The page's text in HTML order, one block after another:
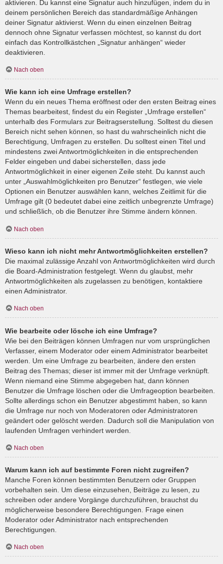
aktivieren. Du kannst eine Signatur auch hinzufügen, indem du in
deinem persönlichen Bereich das standardmäßige Anhängen
deiner Signatur aktivierst. Wenn du einen einzelnen Beitrag
dennoch ohne Signatur verfassen möchtest, so kannst du dort
einfach das Kontrollkästchen „Signatur anhängen“ wieder
deaktivieren.
Nach oben
Wie kann ich eine Umfrage erstellen?
Wenn du ein neues Thema eröffnest oder den ersten Beitrag eines
Themas bearbeitest, findest du ein Register „Umfrage erstellen“
unterhalb des Formulars zur Beitragserstellung. Solltest du diesen
Bereich nicht sehen können, so hast du wahrscheinlich nicht die
Berechtigung, Umfragen zu erstellen. Du solltest einen Titel und
mindestens zwei Antwortmöglichkeiten in die entsprechenden
Felder eingeben und dabei sicherstellen, dass jede
Antwortmöglichkeit in einer eigenen Zeile steht. Du kannst auch
unter „Auswahlmöglichkeiten pro Benutzer“ festlegen, wie viele
Optionen ein Benutzer auswählen kann, welches Zeitlimit für die
Umfrage gilt (0 bedeutet dabei eine zeitlich unbegrenzte Umfrage)
und schließlich, ob die Benutzer ihre Stimme ändern können.
Nach oben
Wieso kann ich nicht mehr Antwortmöglichkeiten erstellen?
Die maximal zulässige Anzahl von Antwortmöglichkeiten wird durch
die Board-Administration festgelegt. Wenn du glaubst, mehr
Antwortmöglichkeiten als zugelassen zu benötigen, kontaktiere
einen Administrator.
Nach oben
Wie bearbeite oder lösche ich eine Umfrage?
Wie bei den Beiträgen können Umfragen nur vom ursprünglichen
Verfasser, einem Moderator oder einem Administrator bearbeitet
werden. Um eine Umfrage zu bearbeiten, ändere den ersten
Beitrag des Themas; dieser ist immer mit der Umfrage verknüpft.
Wenn niemand eine Stimme abgegeben hat, dann können
Benutzer die Umfrage löschen oder die Umfrageoption bearbeiten.
Sollte allerdings schon ein Benutzer abgestimmt haben, so kann
die Umfrage nur noch von Moderatoren oder Administratoren
geändert oder gelöscht werden. Dadurch soll die Manipulation von
laufenden Umfragen verhindert werden.
Nach oben
Warum kann ich auf bestimmte Foren nicht zugreifen?
Manche Foren können bestimmten Benutzern oder Gruppen
vorbehalten sein. Um diese einzusehen, Beiträge zu lesen, zu
schreiben oder andere Vorgänge durchzuführen, brauchst du
möglicherweise besondere Berechtigungen. Frage einen
Moderator oder Administrator nach entsprechenden
Berechtigungen.
Nach oben